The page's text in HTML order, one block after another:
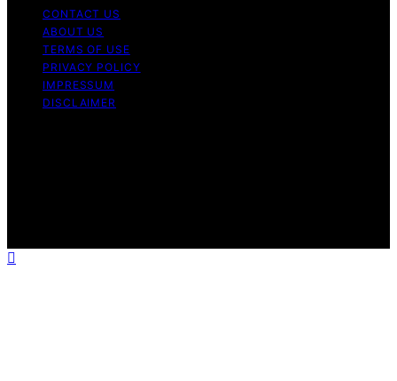
CONTACT US
ABOUT US
TERMS OF USE
PRIVACY POLICY
IMPRESSUM
DISCLAIMER